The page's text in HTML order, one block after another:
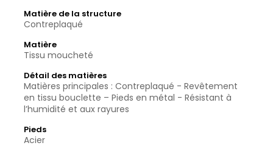
Matière de la structure
Contreplaqué
Matière
Tissu moucheté
Détail des matières
Matières principales : Contreplaqué - Revêtement
en tissu bouclette – Pieds en métal - Résistant à
l’humidité et aux rayures
Pieds
Acier